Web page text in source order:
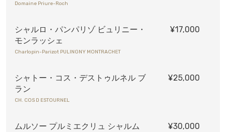
Domaine Priure-Roch
シャルロ・パンパリゾ ビュリニー・
モンラッシェ
¥17,000
Charlopin-Parizot PULINGNY MONTRACHET
シャトー・コス・デストゥルネル ブ
ラン
¥25,000
CH. COS D ESTOURNEL
ムルソー プルミエクリュ シャルム
¥30,000